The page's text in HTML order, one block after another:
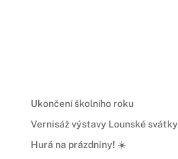
Ukončení školního roku
Vernisáž výstavy Lounské svátky
Hurá na prázdniny! ☀️